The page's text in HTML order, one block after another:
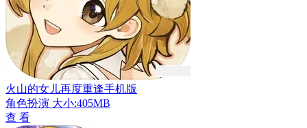
火山的女儿再度重逢手机版
角色扮演 大小:405MB
查 看